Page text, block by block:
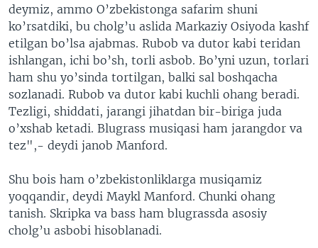
deymiz, ammo O’zbekistonga safarim shuni
ko’rsatdiki, bu cholg’u aslida Markaziy Osiyoda kashf
etilgan bo’lsa ajabmas. Rubob va dutor kabi teridan
ishlangan, ichi bo’sh, torli asbob. Bo’yni uzun, torlari
ham shu yo’sinda tortilgan, balki sal boshqacha
sozlanadi. Rubob va dutor kabi kuchli ohang beradi.
Tezligi, shiddati, jarangi jihatdan bir-biriga juda
o’xshab ketadi. Blugrass musiqasi ham jarangdor va
tez",- deydi janob Manford.
Shu bois ham o’zbekistonliklarga musiqamiz
yoqqandir, deydi Maykl Manford. Chunki ohang
tanish. Skripka va bass ham blugrassda asosiy
cholg’u asbobi hisoblanadi.